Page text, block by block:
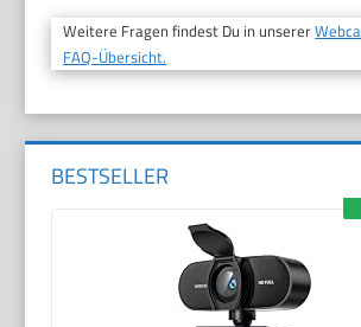
Weitere Fragen findest Du in unserer
FAQ-Übersicht.
BESTSELLER